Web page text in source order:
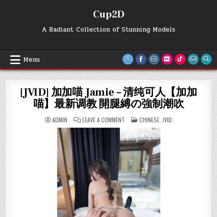
Cup2D
A Radiant Collection of Stunning Models
Menu
[JVID] 加加喵 Jamie – 清纯可人【加加
喵】最新调教 開腿縛の強制潮吹
ADMIN LEAVE A COMMENT
[JVID]
加
喵
JAMIE
–
清
纯
可
人
【加
加
喵】
最
新
调
POSTED
IN
CHINESE JVID